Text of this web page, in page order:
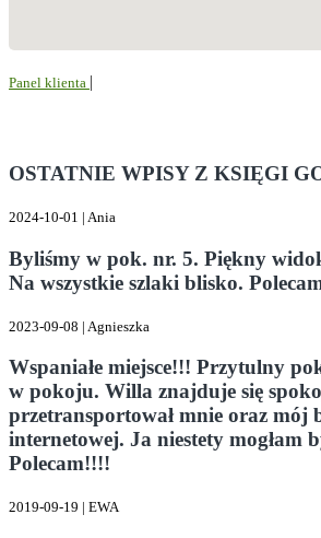
Panel klienta |
OSTATNIE WPISY Z KSIĘGI
2024-10-01 | Ania
Byliśmy w pok. nr. 5. Piękny
Na wszystkie szlaki blisko.
2023-09-08 | Agnieszka
Wspaniałe miejsce!!! Przytulny
w pokoju. Willa znajduje się
przetransportował mnie oraz mój
internetowej. Ja niestety mogłam
Polecam!!!!
2019-09-19 | EWA